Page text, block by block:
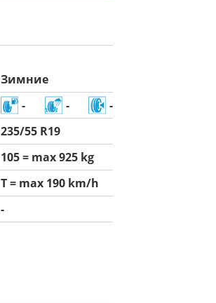
Зимние
- -
-
235/55 R19
105 = max 925 kg
T = max 190 km/h
-